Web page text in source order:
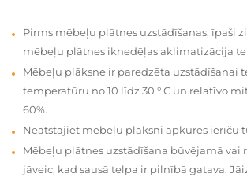
Pirms mēbeļu plātnes uzstādīšanas, īpaši
mēbeļu plātnes iknedēļas aklimatizācija
Mēbeļu plāksne ir paredzēta uzstādīšanai
temperatūru no 10 līdz 30 ° C un relatīvo
60%.
Neatstājiet mēbeļu plāksni apkures ierīču
Mēbeļu plātnes uzstādīšana būvējamā vai
jāveic, kad sausā telpa ir pilnībā gatava.